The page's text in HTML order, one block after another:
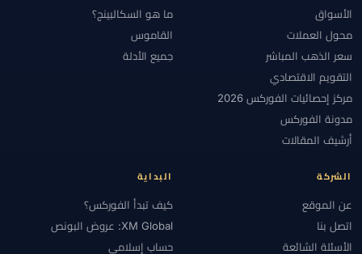
الأسواق
محول العملات
سعر الذهب المباشر
التقويم الاقتصادي
مركز إحصائيات الفوركس 2026
مدونة الفوركس
أرشيف المقالات
ما هو السكالبينج؟
القاموس
جميع الأدلة
الشركة
عن الموقع
اتصل بنا
الأسئلة الشائعة
البداية
كيف تبدأ الفوركس؟
XM Global: عروض البونص
حساب إسلامي